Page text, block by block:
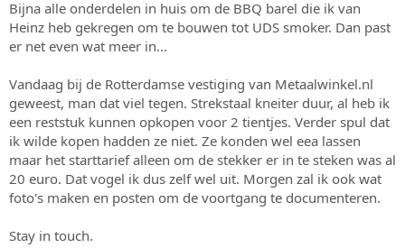
s
t
a
e
r
m
Bijna alle onderdelen in huis om de BBQ barel die ik van
Heinz heb gekregen om te bouwen tot UDS smoker. Dan past
er net even wat meer in...
Vandaag bij de Rotterdamse vestiging van Metaalwinkel.nl
geweest, man dat viel tegen. Strekstaal kneiter duur, al heb ik
een reststuk kunnen opkopen voor 2 tientjes. Verder spul dat
ik wilde kopen hadden ze niet. Ze konden wel eea lassen
maar het starttarief alleen om de stekker er in te steken was al
20 euro. Dat vogel ik dus zelf wel uit. Morgen zal ik ook wat
foto's maken en posten om de voortgang te documenteren.
Stay in touch.